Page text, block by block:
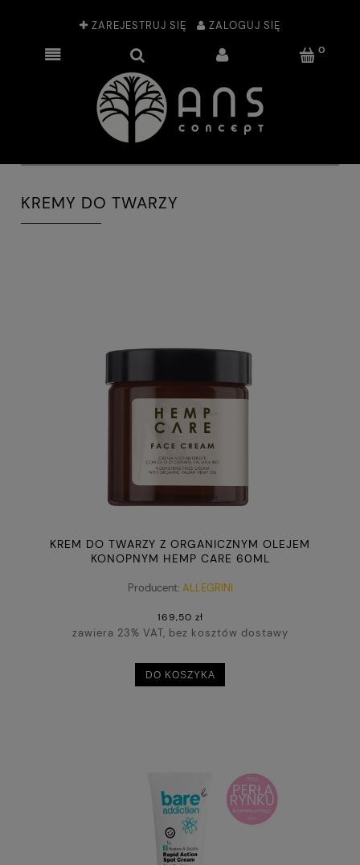
ZAREJESTRUJ SIĘ ZALOGUJ SIĘ
KREMY DO TWARZY
KREM DO TWARZY Z ORGANICZNYM OLEJEM
KONOPNYM HEMP CARE 60ML
Producent: ALLEGRINI
169,50 zł
zawiera 23% VAT, bez kosztów dostawy
DO KOSZYKA